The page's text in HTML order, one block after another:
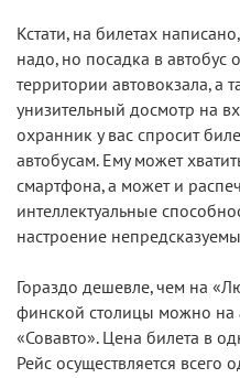
Кстати, на билетах
надо, но посадка в автобус
территории автовокзала, а
унизительный досмотр на
охранник у вас спросит
автобусам. Ему может
смартфона, а может и
интеллектуальные
настроение
Гораздо дешевле, чем на
финской столицы можно на
«Совавто». Цена билета в
Рейс осуществляется всего